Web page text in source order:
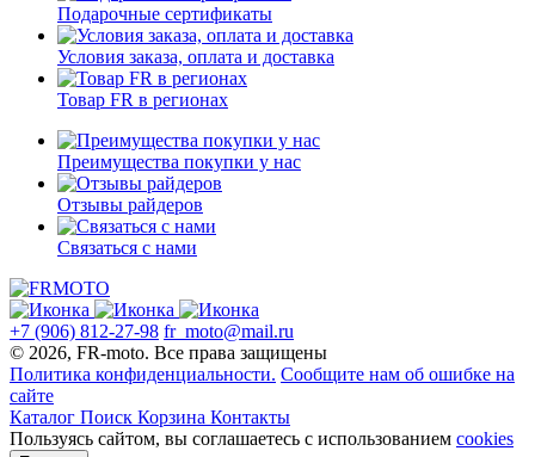
Подарочные сертификаты
Условия заказа, оплата и доставка
Товар FR в регионах
Преимущества покупки у нас
Отзывы райдеров
Связаться с нами
+7 (906) 812-27-98 fr_moto@mail.ru
© 2026, FR-moto. Все права защищены
Политика конфиденциальности. Сообщите нам об ошибке на
сайте
Каталог Поиск Корзина Контакты
Пользуясь сайтом, вы соглашаетесь с использованием cookies